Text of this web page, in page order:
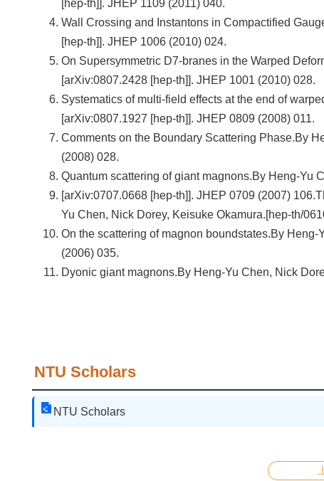
[hep-th]]. JHEP 1109 (2011) 040.
Wall Crossing and Instantons in Compactified
[hep-th]]. JHEP 1006 (2010) 024.
On Supersymmetric D7-branes in the Warped
[arXiv:0807.2428 [hep-th]]. JHEP 1001 (2010) 028.
Systematics of multi-field effects at the end of
[arXiv:0807.1927 [hep-th]]. JHEP 0809 (2008) 011.
Comments on the Boundary Scattering Phase.By
(2008) 028.
Quantum scattering of giant magnons.By Heng-Yu
[arXiv:0707.0668 [hep-th]]. JHEP 0709 (2007)
Yu Chen, Nick Dorey, Keisuke Okamura.[hep-th/
On the scattering of magnon boundstates.By
(2006) 035.
Dyonic giant magnons.By Heng-Yu Chen, Nick
NTU Scholars
NTU Scholars